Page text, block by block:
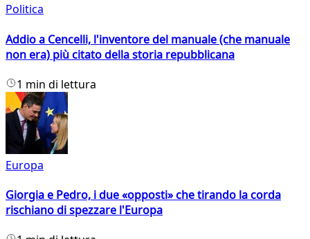
Politica
Addio a Cencelli, l'inventore del manuale (che manuale
non era) più citato della storia repubblicana
1 min di lettura
Europa
Giorgia e Pedro, i due «opposti» che tirando la corda
rischiano di spezzare l'Europa